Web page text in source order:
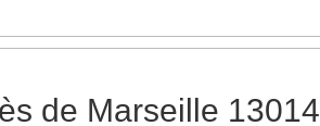
de Marseille 13014